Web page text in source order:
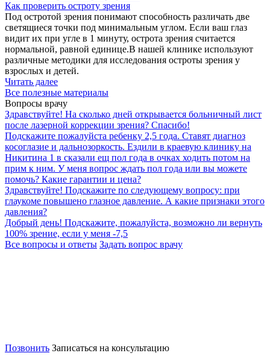
Как проверить остроту зрения
Под остротой зрения понимают способность различать две
светящиеся точки под минимальным углом. Если ваш глаз
видит их при угле в 1 минуту, острота зрения считается
нормальной, равной единице.В нашей клинике используют
различные методики для исследования остроты зрения у
взрослых и детей.
Читать далее
Все полезные материалы
Вопросы врачу
Здравствуйте! На сколько дней открывается больничный лист
после лазерной коррекции зрения? Спасибо!
Подскажите пожалуйста ребенку 2,5 года. Ставят диагноз
косоглазие и дальнозоркость. Ездили в краевую клинику на
Никитина 1 в сказали ещ пол года в очках ходить потом на
прим к ним. У меня вопрос ждать пол года или вы можете
помочь? Какие гарантии и цена?
Здравствуйте! Подскажите по следующему вопросу: при
глаукоме повышено глазное давление. А какие признаки этого
давления?
Добрый день! Подскажите, пожалуйста, возможно ли вернуть
100% зрение, если у меня -7,5
Все вопросы и ответы Задать вопрос врачу
Позвонить Записаться на консультацию